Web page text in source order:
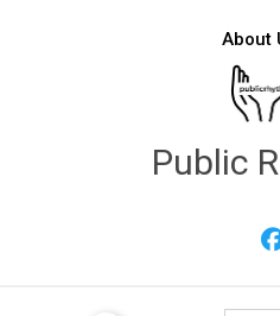
About
Public